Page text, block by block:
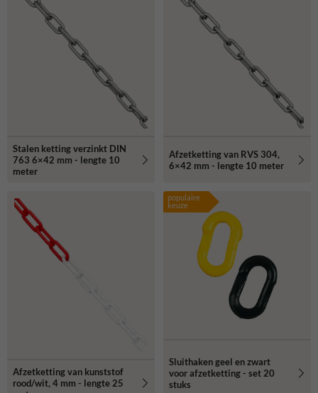
Stalen ketting verzinkt DIN
763 6×42 mm - lengte 10
meter
Afzetketting van RVS 304,
6×42 mm - lengte 10 meter
Afzetketting van kunststof
rood/wit, 4 mm - lengte 25
populaire
keuze
Sluithaken geel en zwart
voor afzetketting - set 20
stuks